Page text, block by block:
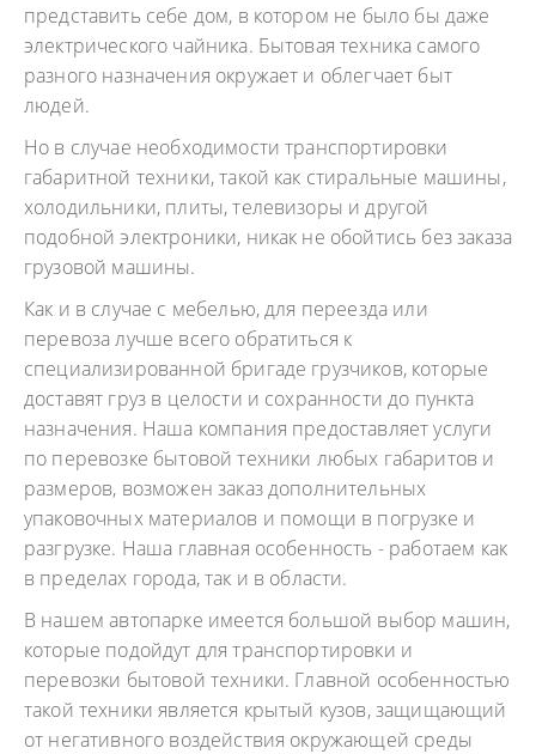
представить себе дом, в котором не было бы даже
электрического чайника. Бытовая техника самого
разного назначения окружает и облегчает быт
людей.
Но в случае необходимости транспортировки
габаритной техники, такой как стиральные машины,
холодильники, плиты, телевизоры и другой
подобной электроники, никак не обойтись без заказа
грузовой машины.
Как и в случае с мебелью, для переезда или
перевоза лучше всего обратиться к
специализированной бригаде грузчиков, которые
доставят груз в целости и сохранности до пункта
назначения. Наша компания предоставляет услуги
по перевозке бытовой техники любых габаритов и
размеров, возможен заказ дополнительных
упаковочных материалов и помощи в погрузке и
разгрузке. Наша главная особенность - работаем как
в пределах города, так и в области.
В нашем автопарке имеется большой выбор машин,
которые подойдут для транспортировки и
перевозки бытовой техники. Главной особенностью
такой техники является крытый кузов, защищающий
от негативного воздействия окружающей среды